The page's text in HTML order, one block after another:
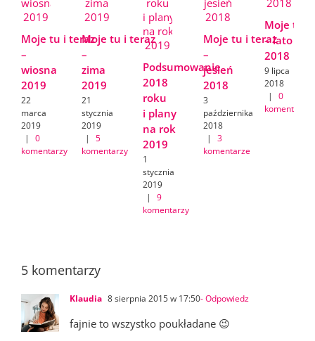
Moje tu i teraz
–
wiosna
2019
22
marca
2019
|
0
komentarzy
Moje tu i teraz
–
zima
2019
21
stycznia
2019
|
5
komentarzy
Podsumowanie
2018
roku
i plany
na rok
2019
1
stycznia
2019
|
9
komentarzy
Moje tu i teraz
–
jesień
2018
3
października
2018
|
3
komentarze
Moje tu i
– lato
2018
9 lipca
2018
|
0
komentarzy
5 komentarzy
Klaudia 8 sierpnia 2015 w 17:50- Odpowiedz
fajnie to wszystko poukładane 😉